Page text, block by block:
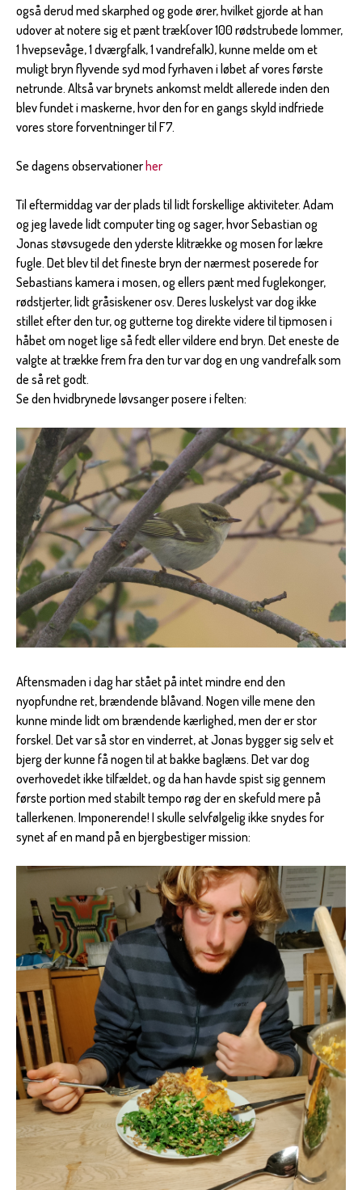
også derud med skarphed og gode ører, hvilket gjorde at han
udover at notere sig et pænt træk(over 100 rødstrubede lommer,
1 hvepsevåge, 1 dværgfalk, 1 vandrefalk), kunne melde om et
muligt bryn flyvende syd mod fyrhaven i løbet af vores første
netrunde. Altså var brynets ankomst meldt allerede inden den
blev fundet i maskerne, hvor den for en gangs skyld indfriede
vores store forventninger til F7.
Se dagens observationerher
Til eftermiddag var der plads til lidt forskellige aktiviteter. Adam
og jeg lavede lidt computer ting og sager, hvor Sebastian og
Jonas støvsugede den yderste klitrække og mosen for lækre
fugle. Det blev til det fineste bryn der nærmest poserede for
Sebastians kamera i mosen, og ellers pænt med fuglekonger,
rødstjerter, lidt gråsiskener osv. Deres luskelyst var dog ikke
stillet efter den tur, og gutterne tog direkte videre til tipmosen i
håbet om noget lige så fedt eller vildere end bryn. Det eneste de
valgte at trække frem fra den tur var dog en ung vandrefalk som
de så ret godt.
Se den hvidbrynede løvsanger posere i felten:
Aftensmaden i dag har stået på intet mindre end den
nyopfundne ret, brændende blåvand. Nogen ville mene den
kunne minde lidt om brændende kærlighed, men der er stor
forskel. Det var så stor en vinderret, at Jonas bygger sig selv et
bjerg der kunne få nogen til at bakke baglæns. Det var dog
overhovedet ikke tilfældet, og da han havde spist sig gennem
første portion med stabilt tempo røg der en skefuld mere på
tallerkenen. Imponerende! I skulle selvfølgelig ikke snydes for
synet af en mand på en bjergbestiger mission: